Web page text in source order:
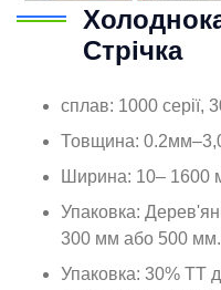
Стрічка
сплав: 1000 серії,
Товщина:
Ширина: 10– 1600
Упаковка:
300 мм або 500 мм.
Упаковка: 30% TT